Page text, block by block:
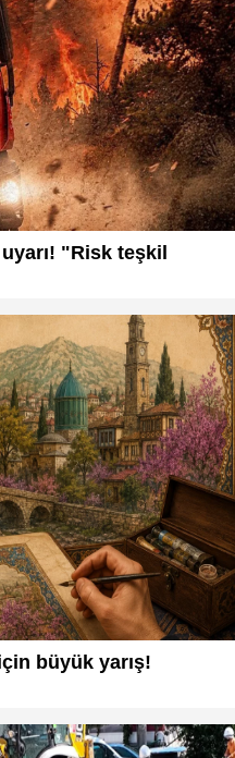
"Risk teşkil
büyük yarış!